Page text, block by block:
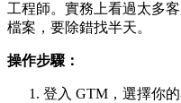
工程師。實務上看過太多
檔案，要除錯找半天。
操作步驟：
登入 GTM，選擇你